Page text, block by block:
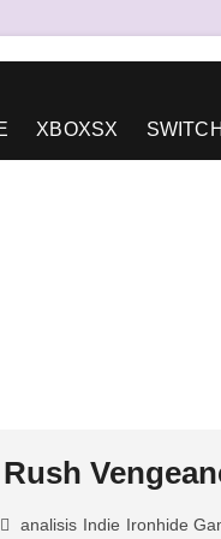
XBOXSX SWITCH
analisis Indie Ironhide